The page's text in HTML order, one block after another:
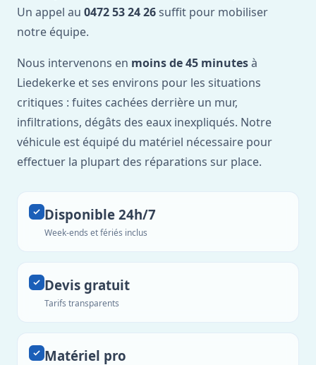
Un appel au 0472 53 24 26 suffit pour mobiliser
notre équipe.
Nous intervenons en moins de 45 minutesà
Liedekerke et ses environs pour les situations
critiques : fuites cachées derrière un mur,
infiltrations, dégâts des eaux inexpliqués. Notre
véhicule est équipé du matériel nécessaire pour
effectuer la plupart des réparations sur place.
Disponible 24h/7
Week-ends et fériés inclus
Devis gratuit
Tarifs transparents
Matériel pro